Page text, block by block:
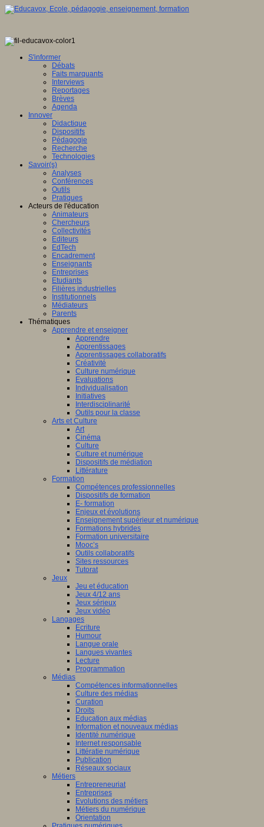
S'informer
Débats
Faits marquants
Interviews
Reportages
Brèves
Agenda
Innover
Didactique
Dispositifs
Pédagogie
Recherche
Technologies
Savoir(s)
Analyses
Conférences
Outils
Pratiques
Acteurs de l'éducation
Animateurs
Chercheurs
Collectivités
Editeurs
EdTech
Encadrement
Enseignants
Entreprises
Etudiants
Filières industrielles
Institutionnels
Médiateurs
Parents
Thématiques
Apprendre et enseigner
Apprendre
Apprentissages
Apprentissages collaboratifs
Créativité
Culture numérique
Evaluations
Individualisation
Initiatives
Interdisciplinarité
Outils pour la classe
Arts et Culture
Art
Cinéma
Culture
Culture et numérique
Dispositifs de médiation
Littérature
Formation
Compétences professionnelles
Dispositifs de formation
E- formation
Enjeux et évolutions
Enseignement supérieur et numérique
Formations hybrides
Formation universitaire
Mooc’s
Outils collaboratifs
Sites ressources
Tutorat
Jeux
Jeu et éducation
Jeux 4/12 ans
Jeux sérieux
Jeux vidéo
Langages
Ecriture
Humour
Langue orale
Langues vivantes
Lecture
Programmation
Médias
Compétences informationnelles
Culture des médias
Curation
Droits
Education aux médias
Information et nouveaux médias
Identité numérique
Internet responsable
Littératie numérique
Publication
Réseaux sociaux
Métiers
Entrepreneuriat
Entreprises
Evolutions des métiers
Métiers du numérique
Orientation